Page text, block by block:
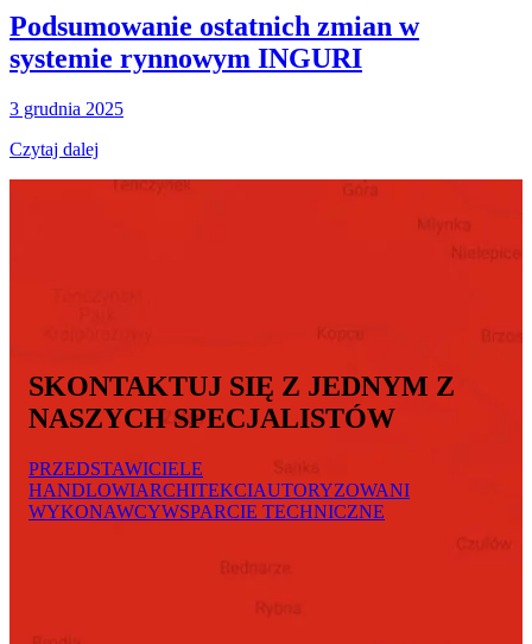
Podsumowanie ostatnich zmian w
systemie rynnowym INGURI
3 grudnia 2025
Czytaj dalej
SKONTAKTUJ SIĘ Z JEDNYM Z
NASZYCH SPECJALISTÓW
PRZEDSTAWICIELE
HANDLOWIARCHITEKCIAUTORYZOWANI
WYKONAWCYWSPARCIE TECHNICZNE